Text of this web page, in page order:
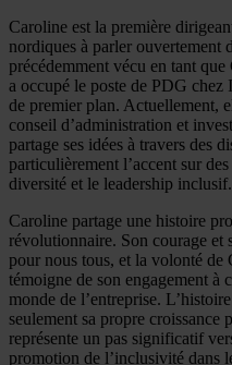
Caroline est la première
nordiques à parler ouvertement
précédemment vécu en tant
a occupé le poste de PDG chez
de premier plan. Actuellement,
conseil d’administration et
partage ses idées à travers des
particulièrement l’accent sur
diversité et le leadership inclusif.
Caroline partage une histoire
révolutionnaire. Son courage et
pour nous tous, et la volonté de
témoigne de son engagement à
monde de l’entreprise.
seulement sa propre croissance
représente un pas significatif
promotion de l’inclusivité dans